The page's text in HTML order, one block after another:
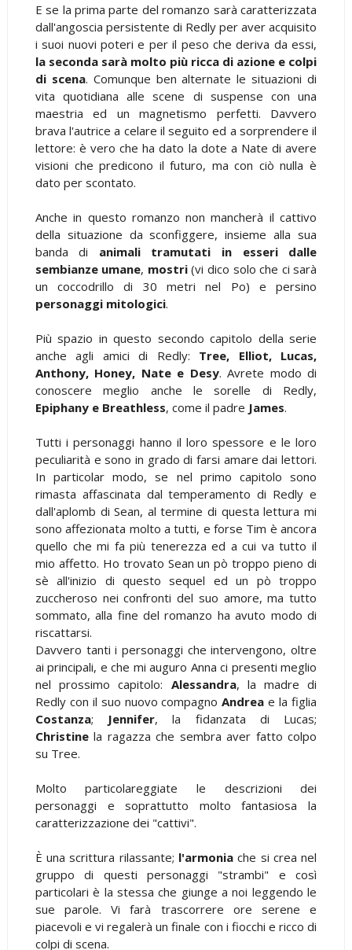
E se la prima parte del romanzo sarà caratterizzata
dall'angoscia persistente di Redly per aver acquisito
i suoi nuovi poteri e per il peso che deriva da essi,
la seconda sarà molto più ricca di azione e colpi
di scena. Comunque ben alternate le situazioni di
vita quotidiana alle scene di suspense con una
maestria ed un magnetismo perfetti. Davvero
brava l'autrice a celare il seguito ed a sorprendere il
lettore: è vero che ha dato la dote a Nate di avere
visioni che predicono il futuro, ma con ciò nulla è
dato per scontato.
Anche in questo romanzo non mancherà il cattivo
della situazione da sconfiggere, insieme alla sua
banda di animali tramutati in esseri dalle
sembianze umane, mostri(vi dico solo che ci sarà
un coccodrillo di 30 metri nel Po) e persino
personaggi mitologici.
Più spazio in questo secondo capitolo della serie
anche agli amici di Redly: Tree, Elliot, Lucas,
Anthony, Honey, Nate e Desy. Avrete modo di
conoscere meglio anche le sorelle di Redly,
Epiphany e Breathless, come il padre James.
Tutti i personaggi hanno il loro spessore e le loro
peculiarità e sono in grado di farsi amare dai lettori.
In particolar modo, se nel primo capitolo sono
rimasta affascinata dal temperamento di Redly e
dall'aplomb di Sean, al termine di questa lettura mi
sono affezionata molto a tutti, e forse Tim è ancora
quello che mi fa più tenerezza ed a cui va tutto il
mio affetto. Ho trovato Sean un pò troppo pieno di
sè all'inizio di questo sequel ed un pò troppo
zuccheroso nei confronti del suo amore, ma tutto
sommato, alla fine del romanzo ha avuto modo di
riscattarsi.
Davvero tanti i personaggi che intervengono, oltre
ai principali, e che mi auguro Anna ci presenti meglio
nel prossimo capitolo: Alessandra, la madre di
Redly con il suo nuovo compagnoAndrea e la figlia
Costanza; Jennifer, la fidanzata di Lucas;
Christinela ragazza che sembra aver fatto colpo
su Tree.
Molto particolareggiate le descrizioni dei
personaggi e soprattutto molto fantasiosa la
caratterizzazione dei "cattivi".
È una scrittura rilassante; l'armonia che si crea nel
gruppo di questi personaggi "strambi" e così
particolari è la stessa che giunge a noi leggendo le
sue parole. Vi farà trascorrere ore serene e
piacevoli e vi regalerà un finale con i fiocchi e ricco di
colpi di scena.